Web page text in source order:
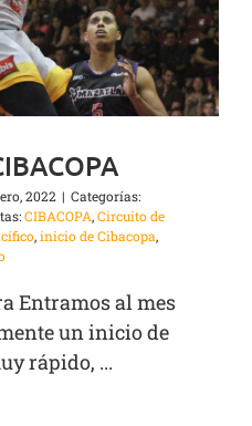
2022 | Categorías:
CIBACOPA,Circuito de
,inicio de Cibacopa,
Entramos al mes
un inicio de
rápido, ...